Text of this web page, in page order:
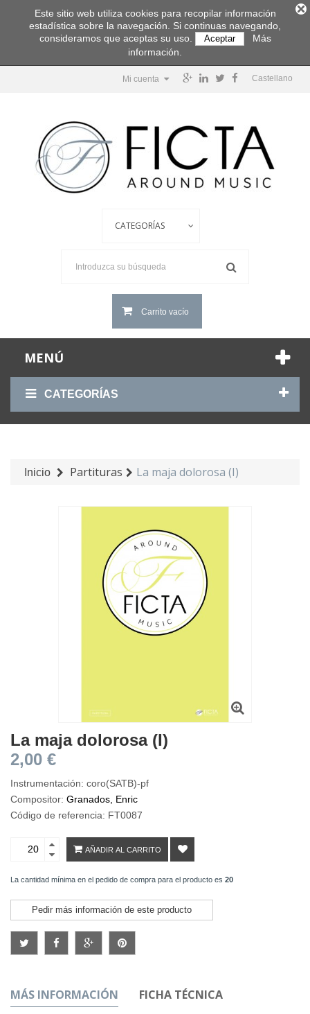
Castellano
Mi cuenta
Carrito vacío
MENÚ
CATEGORÍAS
Inicio Partituras La maja dolorosa (I)
La maja dolorosa (I)
2,00 €
Instrumentación: coro(SATB)-pf
Compositor: Granados, Enric
Código de referencia: FT0087
AÑADIR AL CARRITO
La cantidad mínima en el pedido de compra para el producto es 20
Pedir más información de este producto
MÁS INFORMACIÓN
FICHA TÉCNICA
Este sitio web utiliza cookies para recopilar información
estadística sobre la navegación. Si continuas navegando,
consideramos que aceptas su uso.
Aceptar
Más
información.